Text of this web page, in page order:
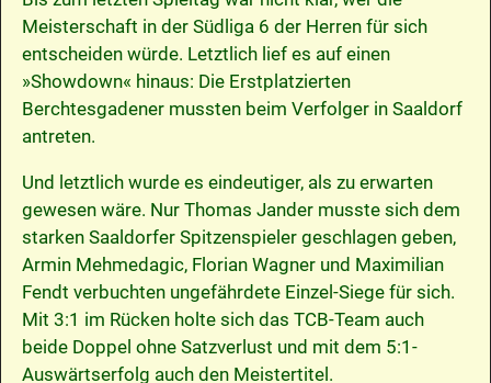
Meisterschaft in der Südliga 6 der Herren für sich
entscheiden würde. Letztlich lief es auf einen
»Showdown« hinaus: Die Erstplatzierten
Berchtesgadener mussten beim Verfolger in Saaldorf
antreten.
Und letztlich wurde es eindeutiger, als zu erwarten
gewesen wäre. Nur Thomas Jander musste sich dem
starken Saaldorfer Spitzenspieler geschlagen geben,
Armin Mehmedagic, Florian Wagner und Maximilian
Fendt verbuchten ungefährdete Einzel-Siege für sich.
Mit 3:1 im Rücken holte sich das TCB-Team auch
beide Doppel ohne Satzverlust und mit dem 5:1-
Auswärtserfolg auch den Meistertitel.